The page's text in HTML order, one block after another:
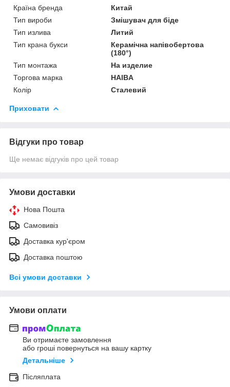
Країна бренда
Китай
Тип вироби
Змішувач для біде
Тип излива
Литий
Тип крана букси
Керамічна напівобертова
(180°)
Тип монтажа
На изделие
Торгова марка
HAIBA
Колір
Сталевий
Приховати
Відгуки про товар
Ще немає відгуків про цей товар
Умови доставки
Нова Пошта
Самовивіз
Доставка кур'єром
Доставка поштою
Всі умови доставки
Умови оплати
Ви отримаєте замовлення
або гроші повернуться на вашу картку
Детальніше
Післяплата